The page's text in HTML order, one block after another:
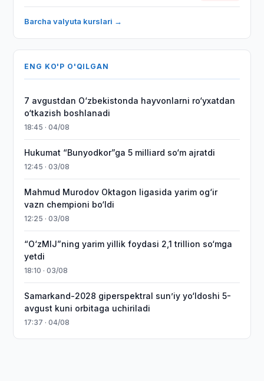
Barcha valyuta kurslari →
ENG KO'P O'QILGAN
7 avgustdan O‘zbekistonda hayvonlarni ro‘yxatdan
o‘tkazish boshlanadi
18:45 · 04/08
Hukumat “Bunyodkor”ga 5 milliard so‘m ajratdi
12:45 · 03/08
Mahmud Murodov Oktagon ligasida yarim og‘ir
vazn chempioni bo‘ldi
12:25 · 03/08
“O‘zMIJ”ning yarim yillik foydasi 2,1 trillion so‘mga
yetdi
18:10 · 03/08
Samarkand-2028 giperspektral sun’iy yo‘ldoshi 5-
avgust kuni orbitaga uchiriladi
17:37 · 04/08